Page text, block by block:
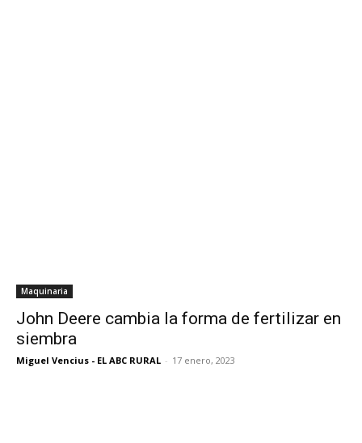
Maquinaria
John Deere cambia la forma de fertilizar en
siembra
Miguel Vencius - EL ABC RURAL - 17 enero, 2023